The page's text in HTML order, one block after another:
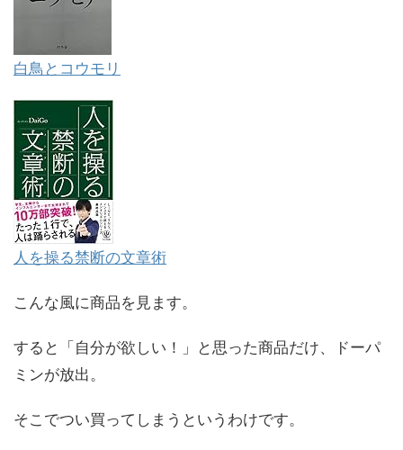
白鳥とコウモリ
人を操る禁断の文章術
こんな風に商品を見ます。
すると「自分が欲しい！」と思った商品だけ、ドーパ
ミンが放出。
そこでつい買ってしまうというわけです。